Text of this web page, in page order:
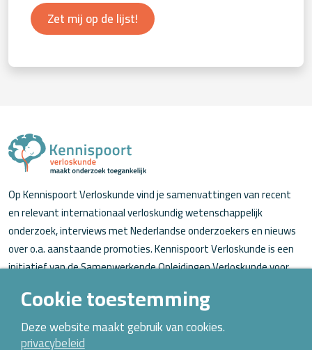
Zet mij op de lijst!
Op Kennispoort Verloskunde vind je samenvattingen van recent
en relevant internationaal verloskundig wetenschappelijk
onderzoek, interviews met Nederlandse onderzoekers en nieuws
over o.a. aanstaande promoties. Kennispoort Verloskunde is een
initiatief van de Samenwerkende Opleidingen Verloskunde voor
Over Kennispoort Verloskunde
Contact
Cookie toestemming
Deze website maakt gebruik van cookies.
privacybeleid